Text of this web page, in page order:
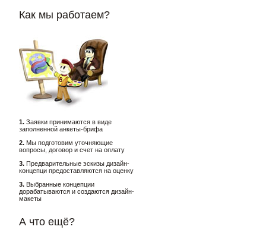
Как мы работаем?
1. Заявки принимаются в виде
заполненной анкеты-брифа
2. Мы подготовим уточняющие
вопросы, договор и счет на оплату
3. Предварительные эскизы дизайн-
концепци предоставляются на оценку
3. Выбранные концепции
дорабатываются и создаются дизайн-
макеты
А что ещё?